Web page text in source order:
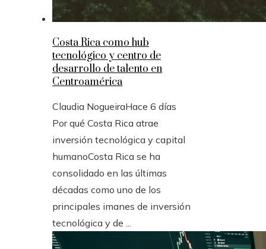
Costa Rica como hub
tecnológico y centro de
desarrollo de talento en
Centroamérica
Claudia NogueiraHace 6 días
Por qué Costa Rica atrae
inversión tecnológica y capital
humanoCosta Rica se ha
consolidado en las últimas
décadas como uno de los
principales imanes de inversión
tecnológica y de ...